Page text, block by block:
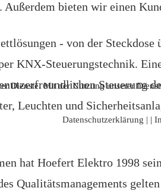
bieten wir einen
- von der Steckdose
KNX-Steuerungstechnik.
Steuerung
Leuchten und
hat Hoefert Elektro 1998
Qualitätsmanagements
Dienste. Mit der Nutzung unserer
Datenschutzerklärung | |